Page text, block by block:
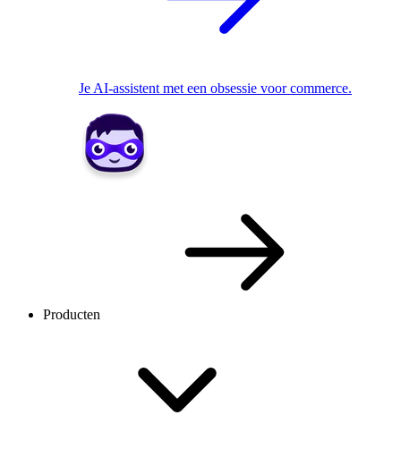
Je AI-assistent met een obsessie voor commerce.
Producten